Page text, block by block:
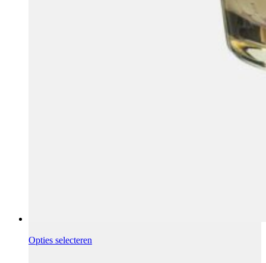
Opties selecteren